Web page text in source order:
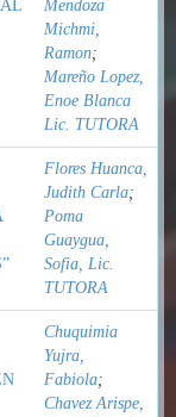
Mendoza
Michmi,
Ramon;
Mareño Lopez,
Enoe Blanca
Lic. TUTORA
Flores Huanca,
Judith Carla;
Poma
Guaygua,
Sofia, Lic.
TUTORA
Chuquimia
Yujra,
Fabiola;
Chavez Arispe,